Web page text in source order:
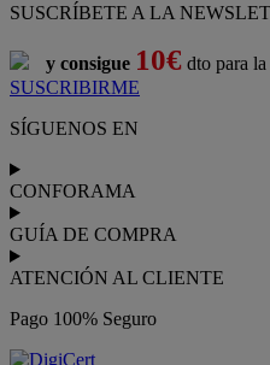
SUSCRÍBETE A LA
y consigue 10€ dto para
SUSCRIBIRME
SÍGUENOS EN
CONFORAMA
GUÍA DE COMPRA
ATENCIÓN AL CLIENTE
Pago 100% Seguro